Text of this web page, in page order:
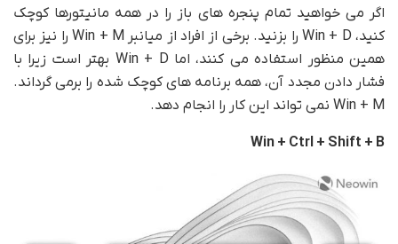
اگر می خواهید تمام پنجره های باز را در همه مانیتورها کوچک
کنید، Win + D را بزنید. برخی از افراد از میانبر Win + M را نیز برای
همین منظور استفاده می کنند، اما Win + D بهتر است زیرا با
فشار دادن مجدد آن، همه برنامه های کوچک شده را برمی گرداند.
Win + M نمی تواند این کار را انجام دهد.
Win + Ctrl + Shift + B